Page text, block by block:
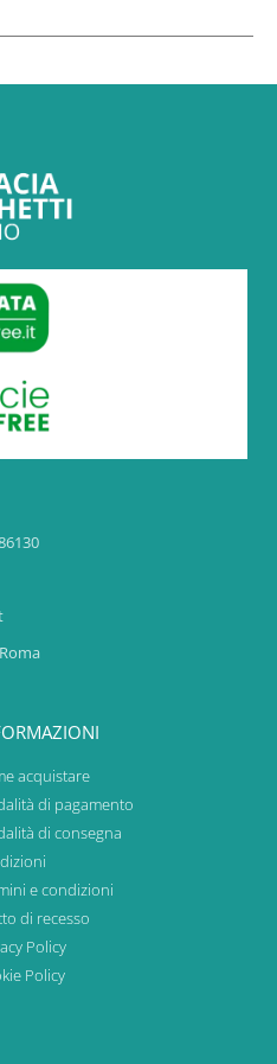
acquistare
di pagamento
di consegna
e condizioni
di recesso
Policy
Policy